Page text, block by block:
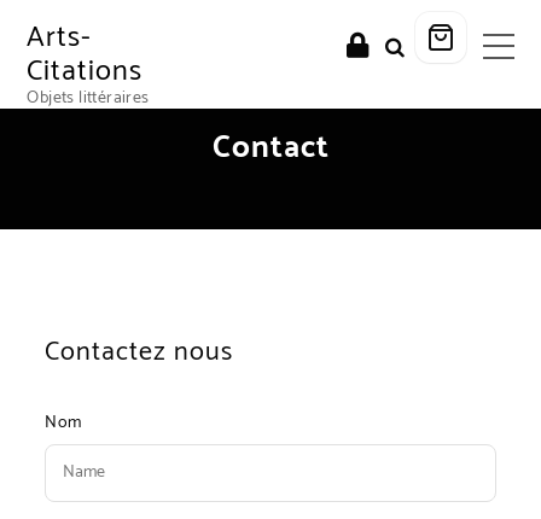
Arts-
Citations
Objets littéraires
Contact
Contactez nous
Nom